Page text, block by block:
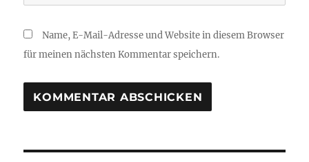
Name, E-Mail-Adresse und Website in diesem Browser
für meinen nächsten Kommentar speichern.